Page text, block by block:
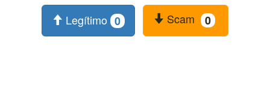
Legítimo 0 Scam 0